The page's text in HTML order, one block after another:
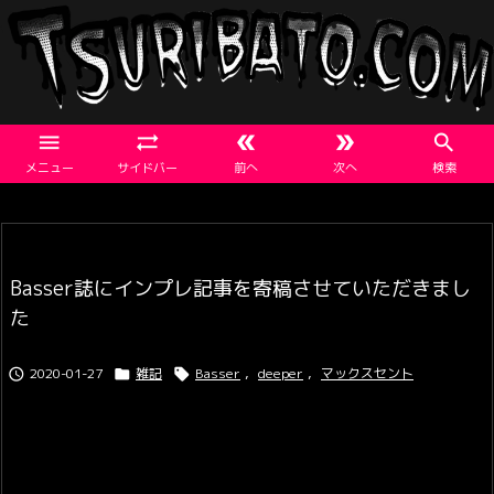

メニュー

サイドバー

前へ

次へ

検索
Basser誌にインプレ記事を寄稿させていただきまし
た
 2020-01-27  雑記  Basser , deeper , マックスセント